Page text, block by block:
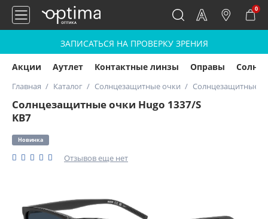
0
ЗАПИСАТЬСЯ НА ПРОВЕРКУ ЗРЕНИЯ
Акции Аутлет Контактные линзы Оправы
Главная Каталог Солнцезащитные очки Солнцезащитные
Солнцезащитные очки Hugo 1337/S
KB7
Новинка
Отзывов еще нет